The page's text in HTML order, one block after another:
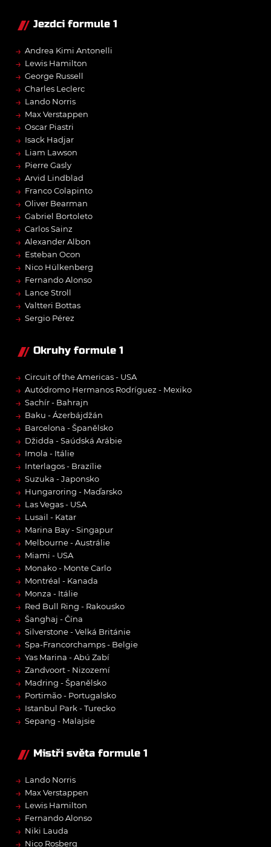
Jezdci formule 1
→ Andrea Kimi Antonelli
→ Lewis Hamilton
→ George Russell
→ Charles Leclerc
→ Lando Norris
→ Max Verstappen
→ Oscar Piastri
→ Isack Hadjar
→ Liam Lawson
→ Pierre Gasly
→ Arvid Lindblad
→ Franco Colapinto
→ Oliver Bearman
→ Gabriel Bortoleto
→ Carlos Sainz
→ Alexander Albon
→ Esteban Ocon
→ Nico Hülkenberg
→ Fernando Alonso
→ Lance Stroll
→ Valtteri Bottas
→ Sergio Pérez
Okruhy formule 1
→ Circuit of the Americas - USA
→ Autódromo Hermanos Rodríguez - Mexiko
→ Sachír - Bahrajn
→ Baku - Ázerbájdžán
→ Barcelona - Španělsko
→ Džidda - Saúdská Arábie
→ Imola - Itálie
→ Interlagos - Brazílie
→ Suzuka - Japonsko
→ Hungaroring - Maďarsko
→ Las Vegas - USA
→ Lusail - Katar
→ Marina Bay - Singapur
→ Melbourne - Austrálie
→ Miami - USA
→ Monako - Monte Carlo
→ Montréal - Kanada
→ Monza - Itálie
→ Red Bull Ring - Rakousko
→ Šanghaj - Čína
→ Silverstone - Velká Británie
→ Spa-Francorchamps - Belgie
→ Yas Marina - Abú Zabí
→ Zandvoort - Nizozemí
→ Madring - Španělsko
→ Portimão - Portugalsko
→ Istanbul Park - Turecko
→ Sepang - Malajsie
Mistři světa formule 1
→ Lando Norris
→ Max Verstappen
→ Lewis Hamilton
→ Fernando Alonso
→ Niki Lauda
→ Nico Rosberg